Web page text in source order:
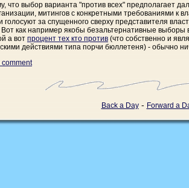
что выбор варианта "против всех" предполагает
митингов с конкретными требованиями к
голосуют за спущенного сверху представителя
Вот как например якобы безальтернативные
а вот процент тех кто против (что собственно и
действиями типа порчи бюллетеня) - обычно
comment
Back a Day- Forward a